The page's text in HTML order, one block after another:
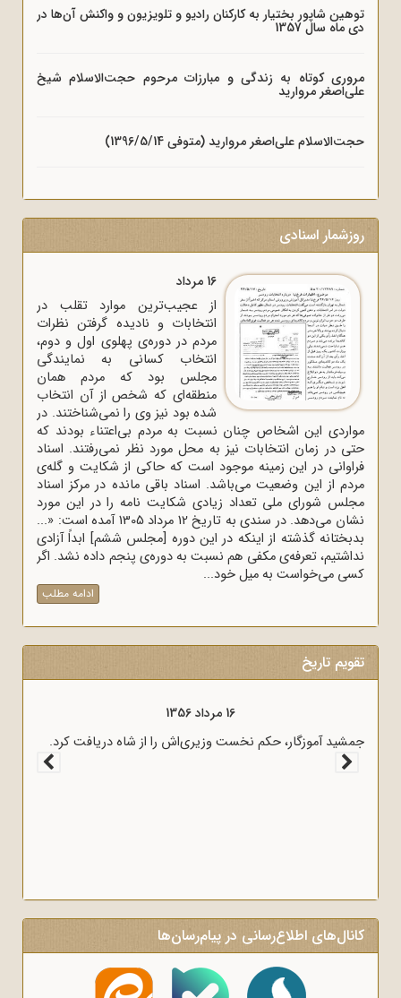
توهین شاپور بختیار به کارکنان رادیو و تلویزیون و واکنش آن‌ها در
دی ماه سال 1357
مروری کوتاه به زندگی و مبارزات مرحوم حجت‌الاسلام شیخ
علی‌اصغر مروارید
حجت‌الاسلام علی‌اصغر مروارید (متوفی 1396/5/14)
روزشمار اسنادی
16 مرداد
از عجیب‌ترین موارد تقلب در
انتخابات و نادیده گرفتن نظرات
مردم در دوره‌ی پهلوی اول و دوم،
انتخاب کسانی به نمایندگی
مجلس بود که مردم همان
منطقه‌ای که شخص از آن انتخاب
شده بود نیز وی را نمی‌شناختند. در
مواردی این اشخاص چنان نسبت به مردم بی‌اعتناء بودند که
حتی در زمان انتخابات نیز به محل مورد نظر نمی‌رفتند. اسناد
فراوانی در این زمینه موجود است که حاکی از شکایت و گله‌ی
مردم از این وضعیت می‌باشد. اسناد باقی مانده در مرکز اسناد
مجلس شورای ملی تعداد زیادی شکایت نامه را در این مورد
نشان می‌دهد. در سندی به تاریخ 12 مرداد 1305 آمده است: «...
بدبختانه گذشته از اینکه در این دوره [مجلس ششم] ابداً آزادی
نداشتیم، تعرفه‌ی مکفی هم نسبت به دوره‌ی پنجم داده نشد. اگر
کسی می‌خواست به میل خود...
ادامه مطلب
تقویم تاریخ
16 مرداد 1356
جمشید آموزگار، حکم نخست وزیری‌اش را از شاه دریافت کرد. امام
کانال‌های اطلاع‌رسانی در پیام‌رسان‌ها